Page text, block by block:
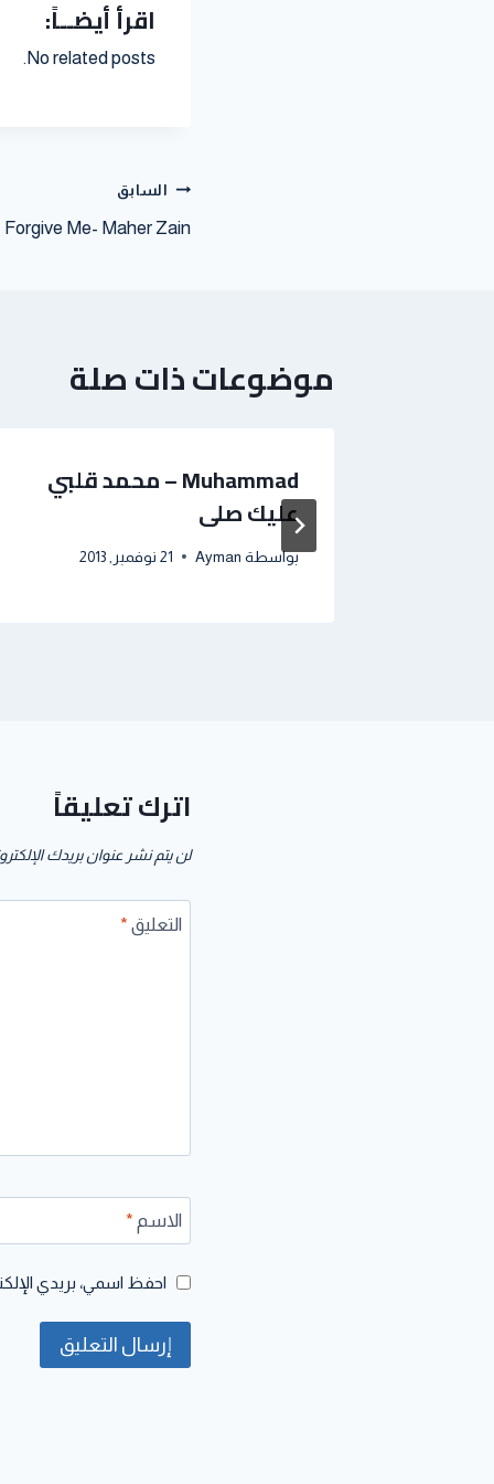
اقرأ أيضــاً:
No related posts.
السابق
Forgive Me- Maher Zain
موضوعات ذات صلة
Muhammad – محمد قلبي
عليك صلى
بواسطة Ayman 21 نوفمبر, 2013
اترك تعليقاً
لن يتم نشر عنوان بريدك
التعليق *
الاسم *
احفظ اسمي، بريدي